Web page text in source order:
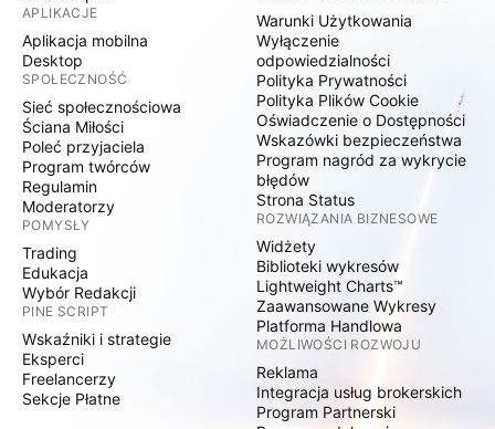
APLIKACJE
Aplikacja mobilna
Desktop
SPOŁECZNOŚĆ
Sieć społecznościowa
Ściana Miłości
Poleć przyjaciela
Program twórców
Regulamin
Moderatorzy
POMYSŁY
Trading
Edukacja
Wybór Redakcji
PINE SCRIPT
Wskaźniki i strategie
Eksperci
Freelancerzy
Sekcje Płatne
Warunki Użytkowania
Wyłączenie
odpowiedzialności
Polityka Prywatności
Polityka Plików Cookie
Oświadczenie o Dostępności
Wskazówki bezpieczeństwa
Program nagród za wykrycie
błędów
Strona Status
ROZWIĄZANIA BIZNESOWE
Widżety
Biblioteki wykresów
Lightweight Charts™
Zaawansowane Wykresy
Platforma Handlowa
MOŻLIWOŚCI ROZWOJU
Reklama
Integracja usług brokerskich
Program Partnerski